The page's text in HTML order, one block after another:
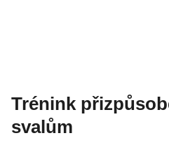
Trénink
svalům